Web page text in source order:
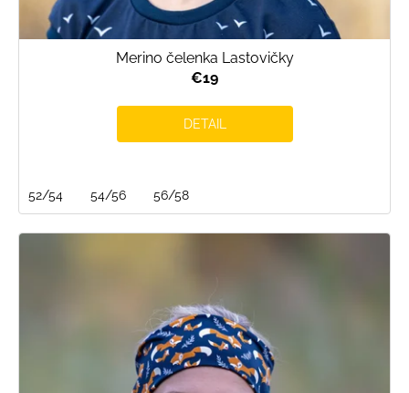
Merino čelenka Lastovičky
€19
DETAIL
52/54 54/56 56/58